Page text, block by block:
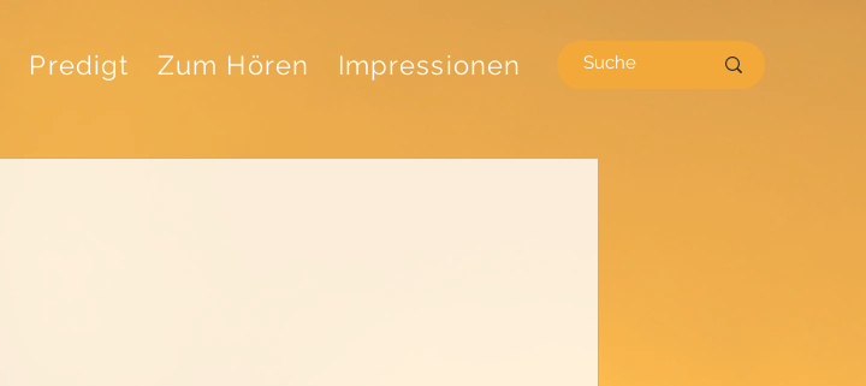
Predigt Zum Hören Impressionen